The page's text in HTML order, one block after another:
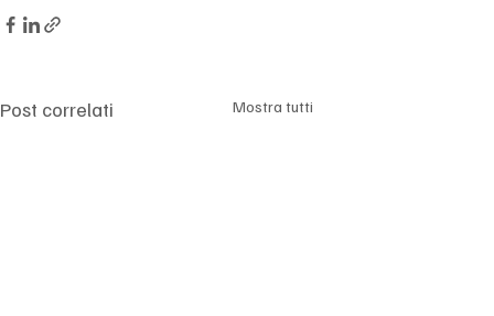
Post correlati Mostra tutti